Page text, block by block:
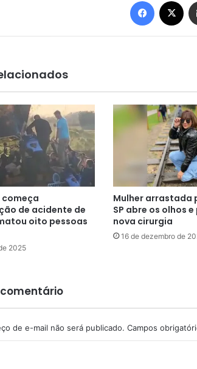
começa
de acidente de
oito pessoas
2025
Mulher arrastada
SP abre os olhos
nova cirurgia
16 de dezembro de
comentário
de e-mail não será publicado. Campos